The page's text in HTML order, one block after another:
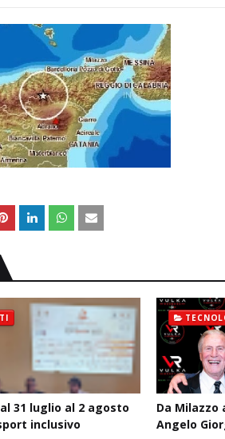
31 luglio al 2 agosto
inclusivo
Da Milazzo
Angelo